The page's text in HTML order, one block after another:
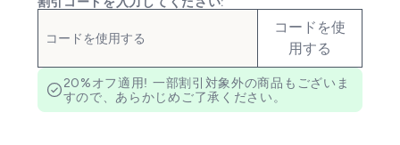
コードを使
用する
20%オフ適用! 一部割引対象外の商品もございま
すので、あらかじめご了承ください。